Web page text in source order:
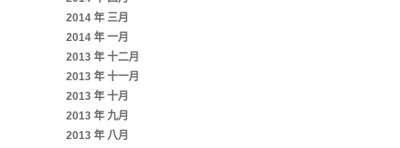
2014 年 三月
2014 年 一月
2013 年 十二月
2013 年 十一月
2013 年 十月
2013 年 九月
2013 年 八月